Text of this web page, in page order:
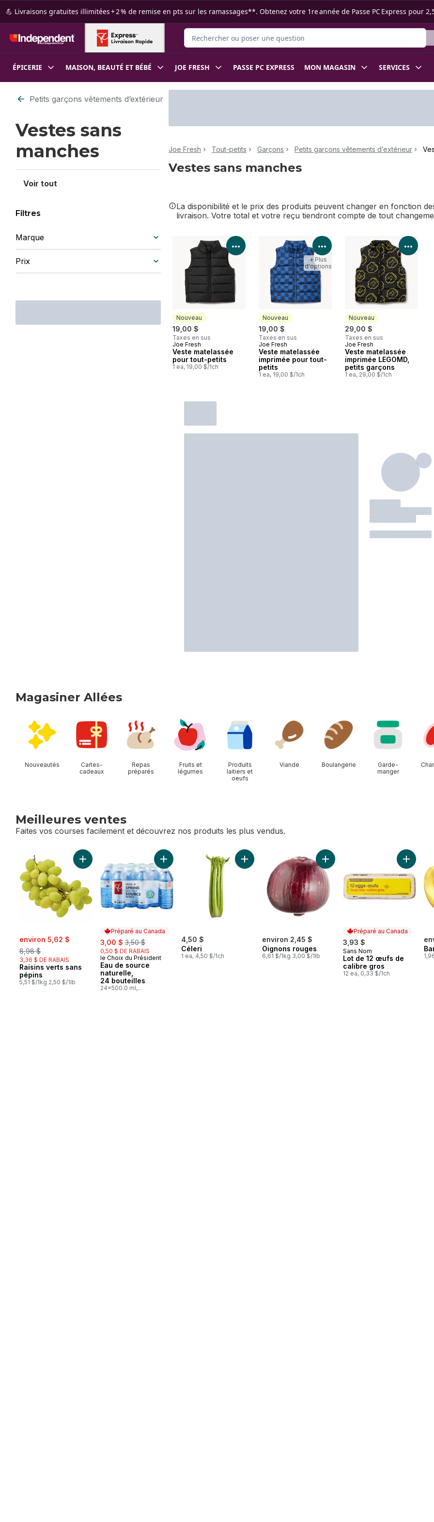
Passer au contenu principal
Passer au pied de page
💪 Livraisons gratuites illimitées + 2 % de remise en pts sur les ramassages**. Obtenez votre 1re année de Passe PC Express pour
Rechercher des produits
ÉPICERIE MAISON, BEAUTÉ ET BÉBÉ JOE FRESH PASSE PC EXPRESS MON MAGASIN SERVICES
Passer au filtrage du contenu
Petits garçons vêtements d’extérieur
Vestes sans
manches
Voir tout
Filtres
Marque
Prix
Joe Fresh Tout-petits Garçons Petits garçons vêtements d’extérieur
Vestes sans manches
La disponibilité et le prix des produits peuvent changer en fonction
livraison. Votre total et votre reçu tiendront compte de tout
Nouveau
19,00 $
Taxes en sus
Nouveau
Joe Fresh
Veste matelassée
pour tout-petits
1 ea, 19,00 $/1ch
Voir les détails du produit
Nouveau
19,00 $
Taxes en sus
Nouveau
Joe Fresh
Veste matelassée
imprimée pour tout-
petits
1 ea, 19,00 $/1ch
Voir les détails du produit
+ Plus
d'options
Nouveau
29,00 $
Taxes en sus
Nouveau
Joe Fresh
Veste matelassée
imprimée LEGOMD,
petits garçons
1 ea, 29,00 $/1ch
Voir
Magasiner Allées
Nouveautés
Cartes-
cadeaux
Repas
préparés
Fruits et
légumes
Produits
laitiers et
oeufs
Viande Boulangerie
Garde-
manger
Meilleures ventes
Faites vos courses facilement et découvrez nos produits les plus vendus.
sauter Meilleures ventes
sale:
environ 5,62 $
8,98 $
3,36 $ DE RABAIS
Raisins verts sans
pépins
5,51 $/1kg 2,50 $/1lb
Ajouter Raisins verts sans pépins au panier
Préparé au Canada
sale:
3,00 $ , formerly:
3,50 $
0,50 $ DE RABAIS
Préparé au Canada
le Choix du Président
Eau de source
naturelle,
24 bouteilles
24x500.0 ml,
Ajouter Eau de source naturelle, 24 bouteilles au panier
4,50 $
Céleri
1 ea, 4,50 $/1ch
Ajouter Céleri au panier
environ 2,45 $
Oignons rouges
6,61 $/1kg 3,00 $/1lb
Ajouter Oignons rouges au panier
Préparé au Canada
3,93 $
Préparé au Canada
Sans Nom
Lot de 12 œufs de
calibre gros
12 ea, 0,33 $/1ch
Ajouter